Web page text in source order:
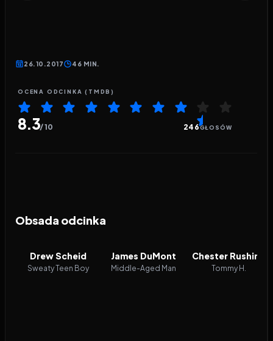
26.10.2017 46 MIN.
OCENA ODCINKA (TMDB)
8.3/ 10 246GŁOSÓW
Obsada odcinka
Drew Scheid
Sweaty Teen Boy
James DuMont
Middle-Aged Man
Chester Rushing
Tommy H.